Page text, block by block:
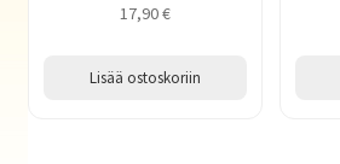
17,90€
Lisää ostoskoriin